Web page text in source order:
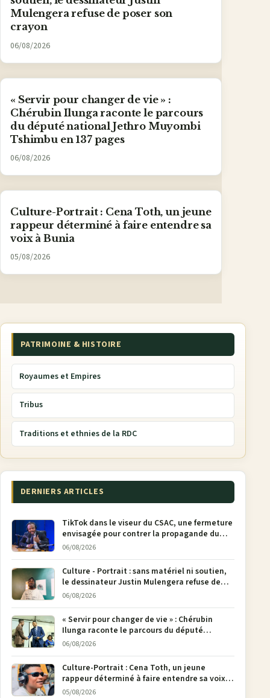
Mulengera refuse de poser son
crayon
06/08/2026
« Servir pour changer de vie » :
Chérubin Ilunga raconte le parcours
du député national Jethro Muyombi
Tshimbu en 137 pages
06/08/2026
Culture-Portrait : Cena Toth, un jeune
rappeur déterminé à faire entendre sa
voix à Bunia
05/08/2026
PATRIMOINE & HISTOIRE
Royaumes et Empires
Tribus
Traditions et ethnies de la RDC
DERNIERS ARTICLES
TikTok dans le viseur du CSAC, une fermeture
envisagée pour contrer la propagande du
M23
06/08/2026
Culture - Portrait : sans matériel ni soutien,
le dessinateur Justin Mulengera refuse de
poser son crayon
06/08/2026
« Servir pour changer de vie » : Chérubin
Ilunga raconte le parcours du député
national Jethro Muyombi Tshimbu en 137
06/08/2026
Culture-Portrait : Cena Toth, un jeune
rappeur déterminé à faire entendre sa voix à
Bunia
05/08/2026